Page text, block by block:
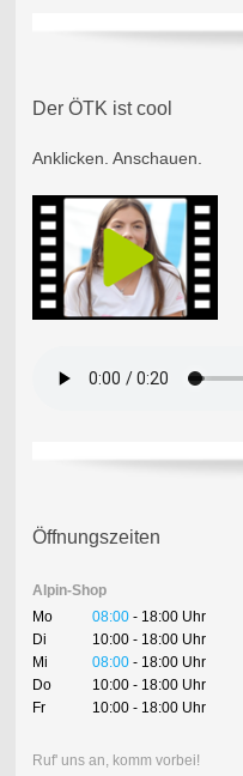
Der ÖTK ist cool
Anklicken. Anschauen.
Öffnungszeiten
Alpin-Shop
Mo
08:00 - 18:00 Uhr
Di
10:00 - 18:00 Uhr
Mi
08:00 - 18:00 Uhr
Do
10:00 - 18:00 Uhr
Fr
10:00 - 18:00 Uhr
Ruf' uns an, komm vorbei!